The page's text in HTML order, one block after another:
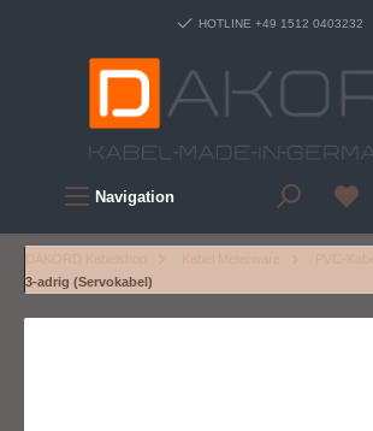
HOTLINE +49 1512 0403232
Navigation
DAKORD Kabelshop Kabel Meterware
PVC-Kabel
3-adrig (Servokabel)